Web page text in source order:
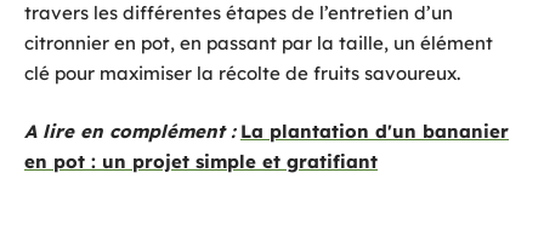
travers les différentes étapes de l’entretien d’un
citronnier en pot, en passant par la taille, un élément
clé pour maximiser la récolte de fruits savoureux.
A lire en complément : La plantation d'un bananier
en pot : un projet simple et gratifiant